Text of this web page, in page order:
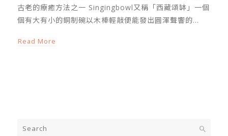
古老的療癒方法之一 Singingbowl又稱「西藏頌缽」一個
個有大有小的銅制碗以木棒輕敲便能發出圓渾聲響的...
Read More